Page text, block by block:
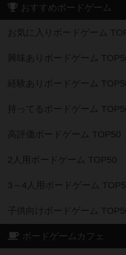
おすすめボードゲーム
お気に入りボードゲーム
興味ありボードゲーム
経験ありボードゲーム
持ってるボードゲーム
高評価ボードゲーム TOP50
2人用ボードゲーム TOP50
3～4人用ボードゲーム
子供向けボードゲーム
ボードゲームカフェ